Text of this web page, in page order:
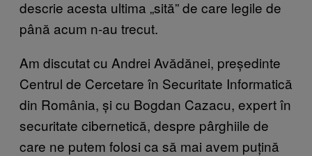
descrie acesta ultima „sită” de care legile de
până acum n-au trecut.
Am discutat cu Andrei Avădănei, președinte
Centrul de Cercetare în Securitate Informatică
din România, și cu Bogdan Cazacu, expert în
securitate cibernetică, despre pârghiile de
care ne putem folosi ca să mai avem puțină